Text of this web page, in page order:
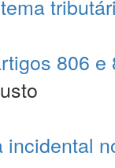
806
incidental